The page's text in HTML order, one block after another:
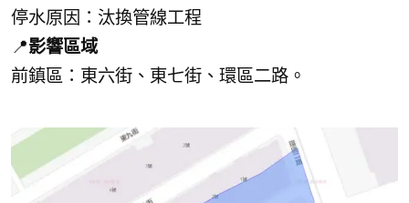
停水原因：汰換管線工程
📍影響區域
前鎮區：東六街、東七街、環區二路。